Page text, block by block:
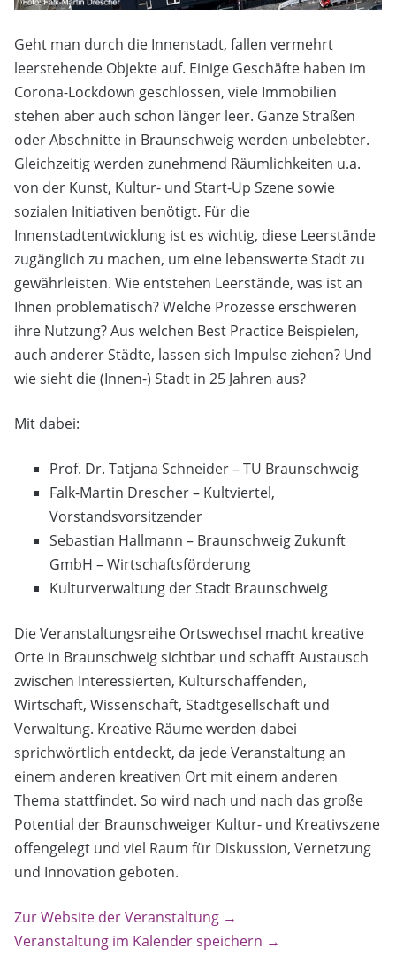
Geht man durch die Innenstadt, fallen vermehrt
leerstehende Objekte auf. Einige Geschäfte haben im
Corona-Lockdown geschlossen, viele Immobilien
stehen aber auch schon länger leer. Ganze Straßen
oder Abschnitte in Braunschweig werden unbelebter.
Gleichzeitig werden zunehmend Räumlichkeiten u.a.
von der Kunst, Kultur- und Start-Up Szene sowie
sozialen Initiativen benötigt. Für die
Innenstadtentwicklung ist es wichtig, diese Leerstände
zugänglich zu machen, um eine lebenswerte Stadt zu
gewährleisten. Wie entstehen Leerstände, was ist an
Ihnen problematisch? Welche Prozesse erschweren
ihre Nutzung? Aus welchen Best Practice Beispielen,
auch anderer Städte, lassen sich Impulse ziehen? Und
wie sieht die (Innen-) Stadt in 25 Jahren aus?
Mit dabei:
Prof. Dr. Tatjana Schneider – TU Braunschweig
Falk-Martin Drescher – Kultviertel,
Vorstandsvorsitzender
Sebastian Hallmann – Braunschweig Zukunft
GmbH – Wirtschaftsförderung
Kulturverwaltung der Stadt Braunschweig
Die Veranstaltungsreihe Ortswechsel macht kreative
Orte in Braunschweig sichtbar und schafft Austausch
zwischen Interessierten, Kulturschaffenden,
Wirtschaft, Wissenschaft, Stadtgesellschaft und
Verwaltung. Kreative Räume werden dabei
sprichwörtlich entdeckt, da jede Veranstaltung an
einem anderen kreativen Ort mit einem anderen
Thema stattfindet. So wird nach und nach das große
Potential der Braunschweiger Kultur- und Kreativszene
offengelegt und viel Raum für Diskussion, Vernetzung
und Innovation geboten.
Zur Website der Veranstaltung →
Veranstaltung im Kalender speichern →